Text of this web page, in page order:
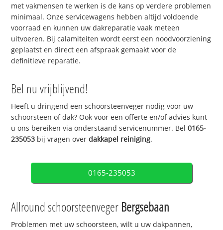
met vakmensen te werken is de kans op verdere problemen
minimaal. Onze servicewagens hebben altijd voldoende
voorraad en kunnen uw dakreparatie vaak meteen
uitvoeren. Bij calamiteiten wordt eerst een noodvoorziening
geplaatst en direct een afspraak gemaakt voor de
definitieve reparatie.
Bel nu vrijblijvend!
Heeft u dringend een schoorsteenveger nodig voor uw
schoorsteen of dak? Ook voor een offerte en/of advies kunt
u ons bereiken via onderstaand servicenummer. Bel0165-
235053 bij vragen overdakkapel reiniging.
0165-235053
Allround schoorsteenveger Bergsebaan
Problemen met uw schoorsteen, wilt u uw dakpannen,